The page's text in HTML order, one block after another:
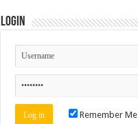
Login
Remember Me